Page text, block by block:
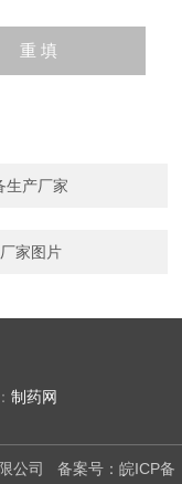
生产厂家
家图片
制药网
公司 备案号：皖ICP备